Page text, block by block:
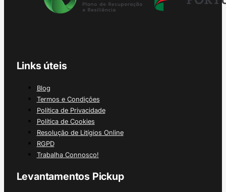
Links úteis
Blog
Termos e Condições
Política de Privacidade
Política de Cookies
Resolução de Litígios Online
RGPD
Trabalha Connosco!
Levantamentos Pickup